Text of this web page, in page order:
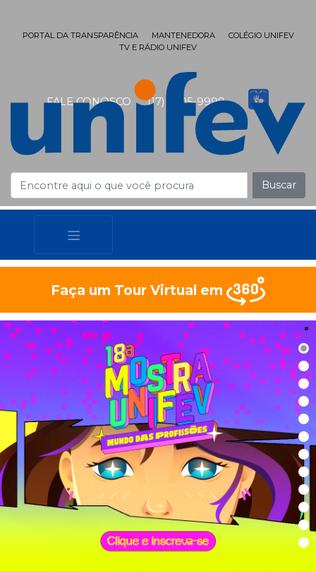
FALE CONOSCO (17) 3405-9999
PORTAL DA TRANSPARÊNCIA MANTENEDORA
COLÉGIO UNIFEV
TV E RÁDIO UNIFEV
Buscar
Faça um Tour Virtual em